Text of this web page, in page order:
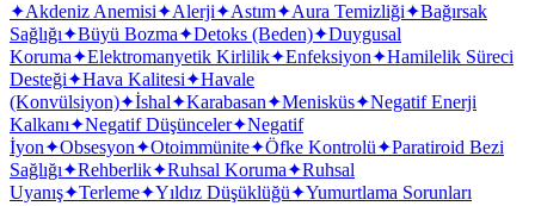
✦Akdeniz Anemisi✦Alerji✦Astım✦Aura Temizliği✦Bağırsak
Sağlığı✦Büyü Bozma✦Detoks (Beden)✦Duygusal
Koruma✦Elektromanyetik Kirlilik✦Enfeksiyon✦Hamilelik Süreci
Desteği✦Hava Kalitesi✦Havale
(Konvülsiyon)✦İshal✦Karabasan✦Menisküs✦Negatif Enerji
Kalkanı✦Negatif Düşünceler✦Negatif
İyon✦Obsesyon✦Otoimmünite✦Öfke Kontrolü✦Paratiroid Bezi
Sağlığı✦Rehberlik✦Ruhsal Koruma✦Ruhsal
Uyanış✦Terleme✦Yıldız Düşüklüğü✦Yumurtlama Sorunları